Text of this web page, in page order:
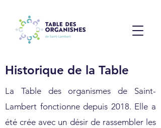
Historique de la Table
La Table des organismes de Saint-
Lambert fonctionne depuis 2018. Elle a
été crée avec un désir de rassembler les